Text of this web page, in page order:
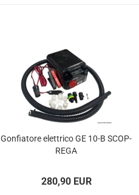
Gon­fia­to­re elett­ri­co GE 10-B SCOP­
RE­GA
280,90 EUR